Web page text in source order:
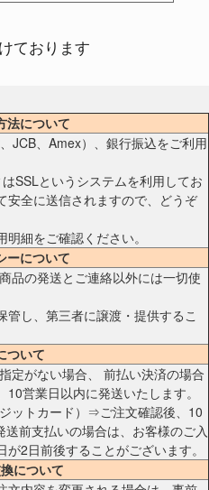
ております
法について
JCB、Amex）、銀行振込をご利用
SSLというシステムを利用してお
安全に送信されますので、どうぞ
細をご確認ください。
ーについて
品の発送とご連絡以外には一切使
し、第三者に譲渡・提供するこ
ついて
定がない場合、 前払い決済の場合
営業日以内に発送いたします。
ットカード）⇒ご注文確認後、10
前支払いの場合は、お客様のご入
2日前後することがございます。
について